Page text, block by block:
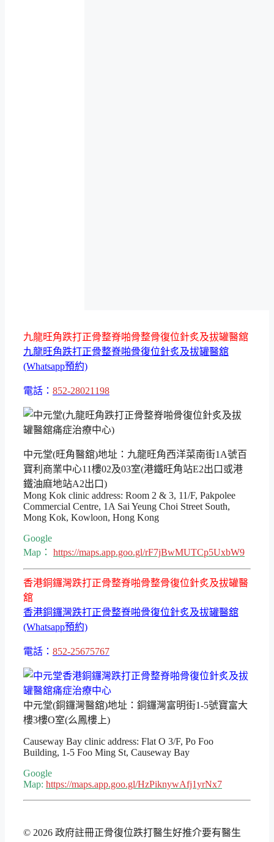
九龍旺角跌打正骨整脊啪骨整骨復位針炙及拔罐醫舘
九龍旺角跌打正骨整脊啪骨復位針炙及拔罐醫舘
(Whatsapp預約)
電話： 852-28021198
中元堂(旺角醫舘)地址：九龍旺角西洋菜南街1A號百
寶利商業中心11樓02及03室(港鐵旺角站E2出口或港
鐵油麻地站A2出口)
Mong Kok clinic address: Room 2 & 3, 11/F, Pakpolee
Commercial Centre, 1A Sai Yeung Choi Street South,
Mong Kok, Kowloon, Hong Kong
Google
Map： https://maps.app.goo.gl/rF7jBwMUTCp5UxbW9
香港銅鑼灣跌打正骨整脊啪骨整骨復位針炙及拔罐醫
舘
香港銅鑼灣跌打正骨整脊啪骨復位針炙及拔罐醫舘
(Whatsapp預約)
電話： 852-25675767
中元堂(銅鑼灣醫舘)地址：銅鑼灣富明街1-5號寶富大
樓3樓O室(么鳳樓上)
Causeway Bay clinic address: Flat O 3/F, Po Foo
Building, 1-5 Foo Ming St, Causeway Bay
Google
Map: https://maps.app.goo.gl/HzPiknywAfj1yrNx7
© 2026 政府註冊正骨復位跌打醫生好推介要有醫生